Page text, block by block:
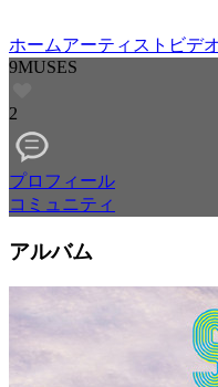
ホームアーティスト ビデ
9MUSES
2
プロフィール
コミュニティ
アルバム